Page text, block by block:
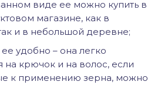
виде ее можно купить в
магазине, как в
и в небольшой деревне;
ее удобно – она легко
на крючок и на волос, если
к применению зерна, можно